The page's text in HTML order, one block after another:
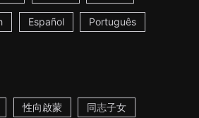
Español Português
性向啟蒙 同志子女